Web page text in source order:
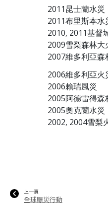
2011昆士蘭水災
2011布里斯本水
2010, 2011基督
2009雪梨森林大
2007維多利亞森
2006維多利亞火
2006賴瑞風災
2005阿德雷得森
2005奧克蘭水災
2002, 2004雪梨
上一頁
全球賑災行動